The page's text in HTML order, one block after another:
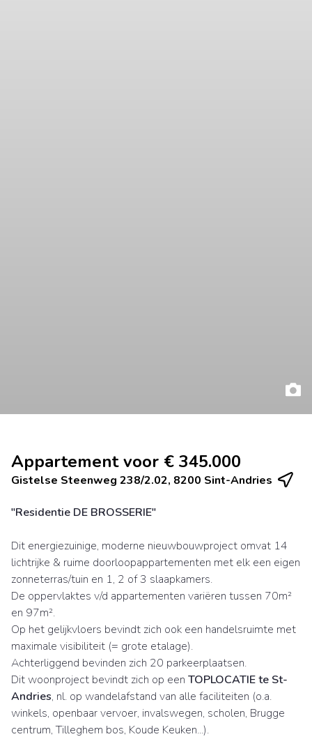
Appartement voor € 345.000
Gistelse Steenweg 238/2.02, 8200 Sint-Andries
"Residentie DE BROSSERIE"
Dit energiezuinige, moderne nieuwbouwproject omvat 14
lichtrijke & ruime doorloopappartementen met elk een eigen
zonneterras/tuin en 1, 2 of 3 slaapkamers.
De oppervlaktes v/d appartementen variëren tussen 70m²
en 97m².
Op het gelijkvloers bevindt zich ook een handelsruimte met
maximale visibiliteit (= grote etalage).
Achterliggend bevinden zich 20 parkeerplaatsen.
Dit woonproject bevindt zich op een TOPLOCATIE te St-
Andries, nl. op wandelafstand van alle faciliteiten (o.a.
winkels, openbaar vervoer, invalswegen, scholen, Brugge
centrum, Tilleghem bos, Koude Keuken...).